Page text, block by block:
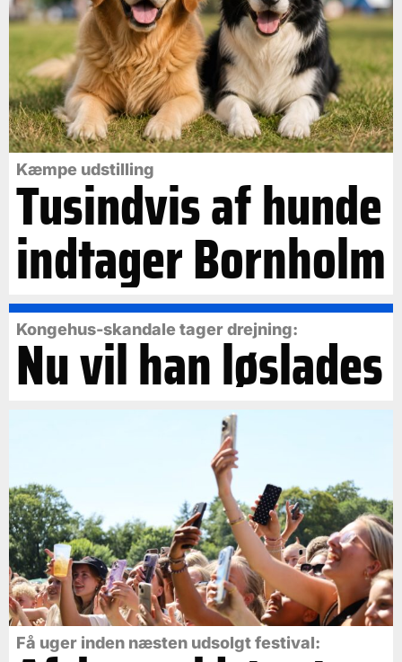
Kæmpe udstilling
Tusindvis af hunde
indtager Bornholm
Kongehus-skandale tager drejning:
Nu vil han løslades
Få uger inden næsten udsolgt festival: